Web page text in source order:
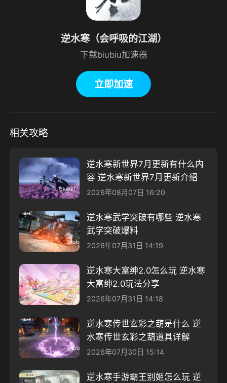
逆水寒（会呼吸的江湖）
下载biubiu加速器
立即加速
相关攻略
逆水寒新世界7月更新有什么内
容 逆水寒新世界7月更新介绍
2026年08月07日 16:20
逆水寒武学突破有哪些 逆水寒
武学突破爆料
2026年07月31日 14:19
逆水寒大富绅2.0怎么玩 逆水寒
大富绅2.0玩法分享
2026年07月31日 14:18
逆水寒传世玄彩之葫是什么 逆
水寒传世玄彩之葫道具详解
2026年07月30日 15:14
逆水寒手游霸王别姬怎么玩 逆